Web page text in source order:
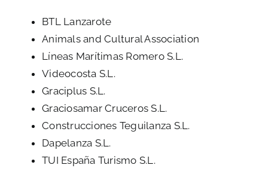
BTL Lanzarote
Animals and Cultural Association
Líneas Marítimas Romero S.L.
Videocosta S.L.
Graciplus S.L.
Graciosamar Cruceros S.L.
Construcciones Teguilanza S.L.
Dapelanza S.L.
TUI España Turismo S.L.